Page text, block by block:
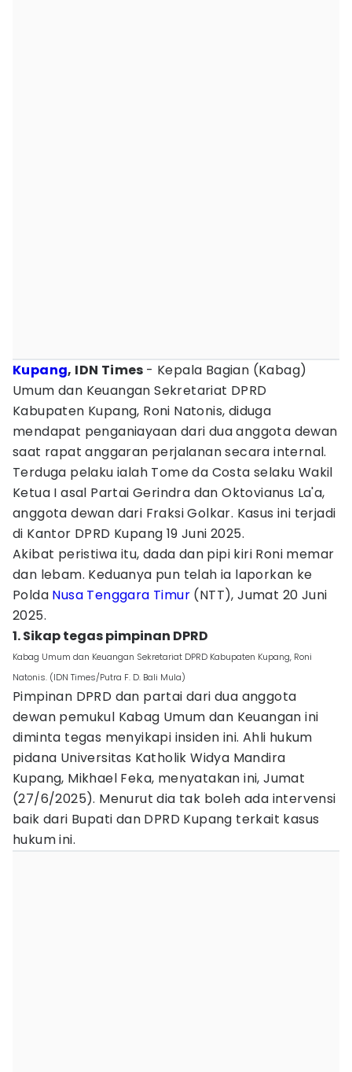
Kupang, IDN Times - Kepala Bagian (Kabag)
Umum dan Keuangan Sekretariat DPRD
Kabupaten Kupang, Roni Natonis, diduga
mendapat penganiayaan dari dua anggota dewan
saat rapat anggaran perjalanan secara internal.
Terduga pelaku ialah Tome da Costa selaku Wakil
Ketua I asal Partai Gerindra dan Oktovianus La'a,
anggota dewan dari Fraksi Golkar. Kasus ini terjadi
di Kantor DPRD Kupang 19 Juni 2025.
Akibat peristiwa itu, dada dan pipi kiri Roni memar
dan lebam. Keduanya pun telah ia laporkan ke
Polda Nusa Tenggara Timur (NTT), Jumat 20 Juni
2025.
1. Sikap tegas pimpinan DPRD
Kabag Umum dan Keuangan Sekretariat DPRD Kabupaten Kupang, Roni
Natonis. (IDN Times/Putra F. D. Bali Mula)
Pimpinan DPRD dan partai dari dua anggota
dewan pemukul Kabag Umum dan Keuangan ini
diminta tegas menyikapi insiden ini. Ahli hukum
pidana Universitas Katholik Widya Mandira
Kupang, Mikhael Feka, menyatakan ini, Jumat
(27/6/2025). Menurut dia tak boleh ada intervensi
baik dari Bupati dan DPRD Kupang terkait kasus
hukum ini.